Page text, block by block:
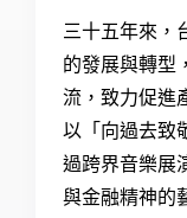
三十五年來，
的發展與轉型
流，致力促進
以「向過去致
過跨界音樂展
與金融精神的